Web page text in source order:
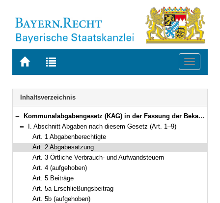
Zur
BAYERN.RECHT
Zur
letzten
Suche
Toggle
Navigation
Inhaltsverzeichnis
Bereich reduzieren
Kommunalabgabengesetz (KAG) in der Fassung der Bekanntmachung vom 4. April 1993 (GVBl. S. 264) BayRS 2024-1-I (Art. 1–21)
Bereich reduzieren
I. Abschnitt Abgaben nach diesem Gesetz (Art. 1–9)
Art. 1 Abgabenberechtigte
Art. 2 Abgabesatzung
Art. 3 Örtliche Verbrauch- und Aufwandsteuern
Art. 4 (aufgehoben)
Art. 5 Beiträge
Art. 5a Erschließungsbeitrag
Art. 5b (aufgehoben)